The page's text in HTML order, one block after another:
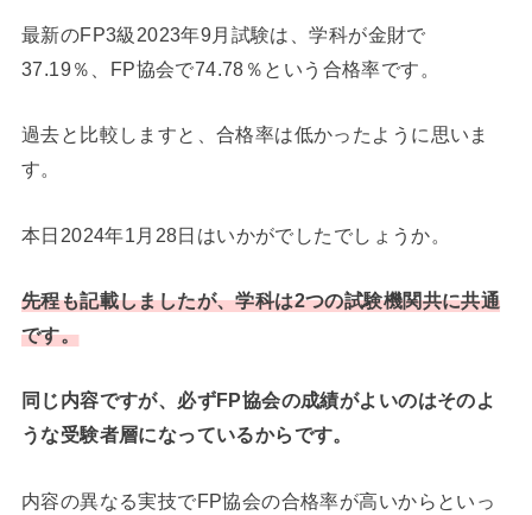
最新のFP3級2023年9月試験は、学科が金財で
37.19％、FP協会で74.78％という合格率です。
過去と比較しますと、合格率は低かったように思いま
す。
本日2024年1月28日はいかがでしたでしょうか。
先程も記載しましたが、学科は2つの試験機関共に共通
です。
同じ内容ですが、必ずFP協会の成績がよいのはそのよ
うな受験者層になっているからです。
内容の異なる実技でFP協会の合格率が高いからといっ